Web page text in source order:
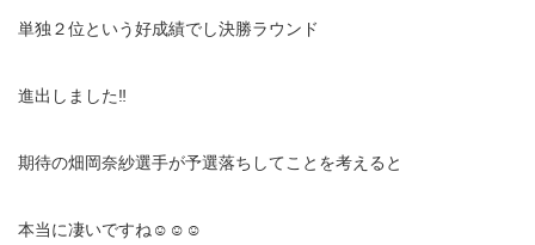
単独２位という好成績でし決勝ラウンド
進出しました‼️
期待の畑岡奈紗選手が予選落ちしてことを考えると
本当に凄いですね☺️☺️☺️